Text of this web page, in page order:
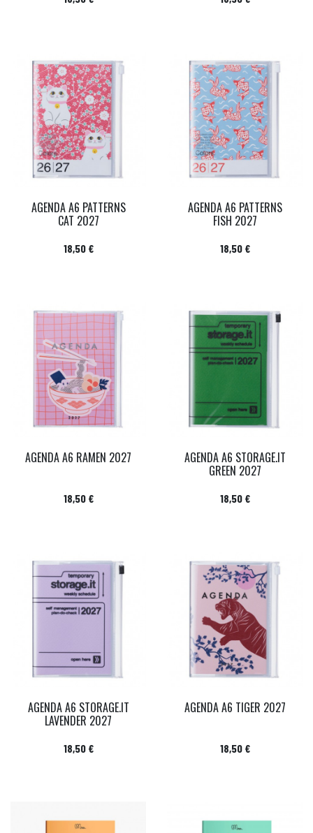
AGENDA A6 PATTERNS
CAT 2027
Prix
18,50 €
AGENDA A6 PATTERNS
FISH 2027
Prix
18,50 €
AGENDA A6 RAMEN 2027
Prix
18,50 €
AGENDA A6 STORAGE.IT
GREEN 2027
Prix
18,50 €
AGENDA A6 STORAGE.IT
LAVENDER 2027
Prix
18,50 €
AGENDA A6 TIGER 2027
Prix
18,50 €